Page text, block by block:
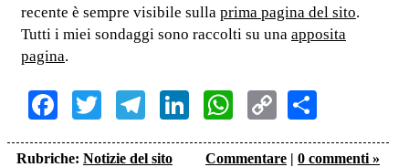
recente è sempre visibile sulla prima pagina del sito.
Tutti i miei sondaggi sono raccolti su una apposita
pagina.
Facebook
TwitterTelegram
LinkedInWhatsApp
Copy
Link
Rubriche: Notizie del sito
Commentare | 0 commenti »